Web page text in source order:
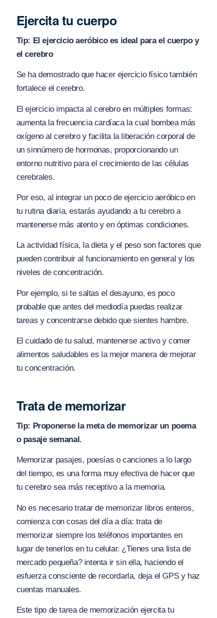
Ejercita tu cuerpo
Tip: El ejercicio aeróbico es ideal para el cuerpo y
el cerebro
Se ha demostrado que hacer ejercicio físico también
fortalece el cerebro.
El ejercicio impacta al cerebro en múltiples formas:
aumenta la frecuencia cardíaca la cual bombea más
oxígeno al cerebro y facilita la liberación corporal de
un sinnúmero de hormonas, proporcionando un
entorno nutritivo para el crecimiento de las células
cerebrales.
Por eso, al integrar un poco de ejercicio aeróbico en
tu rutina diaria, estarás ayudando a tu cerebro a
mantenerse más atento y en óptimas condiciones.
La actividad física, la dieta y el peso son factores que
pueden contribuir al funcionamiento en general y los
niveles de concentración.
Por ejemplo, si te saltas el desayuno, es poco
probable que antes del mediodía puedas realizar
tareas y concentrarse debido que sientes hambre.
El cuidado de tu salud, mantenerse activo y comer
alimentos saludables es la mejor manera de mejorar
tu concentración.
Trata de memorizar
Tip: Proponerse la meta de memorizar un poema
o pasaje semanal.
Memorizar pasajes, poesías o canciones a lo largo
del tiempo, es una forma muy efectiva de hacer que
tu cerebro sea más receptivo a la memoria.
No es necesario tratar de memorizar libros enteros,
comienza con cosas del día a día: trata de
memorizar siempre los teléfonos importantes en
lugar de tenerlos en tu celular. ¿Tienes una lista de
mercado pequeña? intenta ir sin ella, haciendo el
esfuerza consciente de recordarla, deja el GPS y haz
cuentas manuales.
Este tipo de tarea de memorización ejercita tu